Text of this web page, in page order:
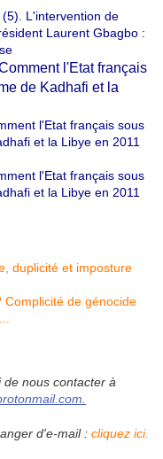
L'intervention de
Laurent Gbagbo :
l'Etat français
de Kadhafi et la
l'Etat français sous
et la Libye en 2011
l'Etat français sous
et la Libye en 2011
duplicité et imposture
Complicité de génocide
nous contacter à
d'e-mail : cliquez ici.